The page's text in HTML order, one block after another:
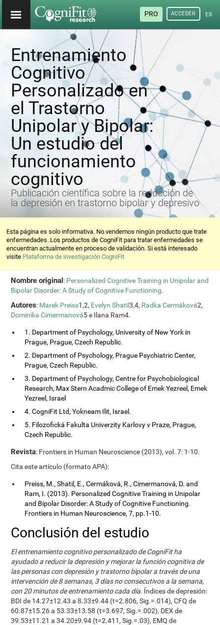
PRO ACCEDER
Entrenamiento
Cognitivo
Personalizado en
el Trastorno
Unipolar y Bipolar:
Un estudio del
funcionamiento
cognitivo
Publicación científica sobre la reducción de
la depresión en trastorno bipolar y depresivo
Esta página es solo informativa. No vendemos ningún producto que trate
enfermedades. Los productos de CogniFit para tratar enfermedades se
encuentran actualmente en proceso de validación. Si está interesado
visite Plataforma de investigación CogniFit
Nombre original: Personalized Cognitive Training in Unipolar and
Bipolar Disorder: A Study of Cognitive Functioning.
Autores: Marek Preiss1,2, Evelyn Shatil3,4, Radka Cermáková2,
Dominika Cimermanová5 e Ilana Ram4.
1. Department of Psychology, University of New York in
Prague, Prague, Czech Republic.
2. Department of Psychology, Prague Psychiatric Center,
Prague, Czech Republic.
3. Department of Psychology, Centre for Psychobiological
Research, Max Stern Acadmic College of Emek Yezreel, Emek
Yezreel, Israel
4. CogniFit Ltd, Yokneam Ilit, Israel.
5. Filozofická Fakulta Univerzity Karlovy v Praze, Prague,
Czech Republic.
Revista: Frontiers in Human Neuroscience (2013), vol. 7: 1-10.
Cita este artículo (formato APA):
Preiss, M., Shatil, E., Cermáková, R., Cimermanová, D. and
Ram, I. (2013). Personalized Cognitive Training in Unipolar
and Bipolar Disorder: A Study of Cognitive Functioning.
Frontiers in Human Neuroscience, 7, pp.1-10.
Conclusión del estudio
El entrenamiento cognitivo personalizado de CogniFit ha
ayudado a reducir la depresión y mejorar la función cognitiva de
las personas con depresión y trastorno bipolar a través de una
intervención de 8 semanas, 3 días no consecutivos a la semana,
con 20 minutos de entrenamiento cada día. Índices de depresión:
BDI de 14.27±12.43 a 8.33±9.44 (t=2.806, Sig.=.014), CFQ de
60.87±15.26 a 53.33±13.58 (t=3.697, Sig.=.002), DEX de
39.53±11.21 a 34.20±9.94 (t=2.411, Sig.=.03), EMQ de